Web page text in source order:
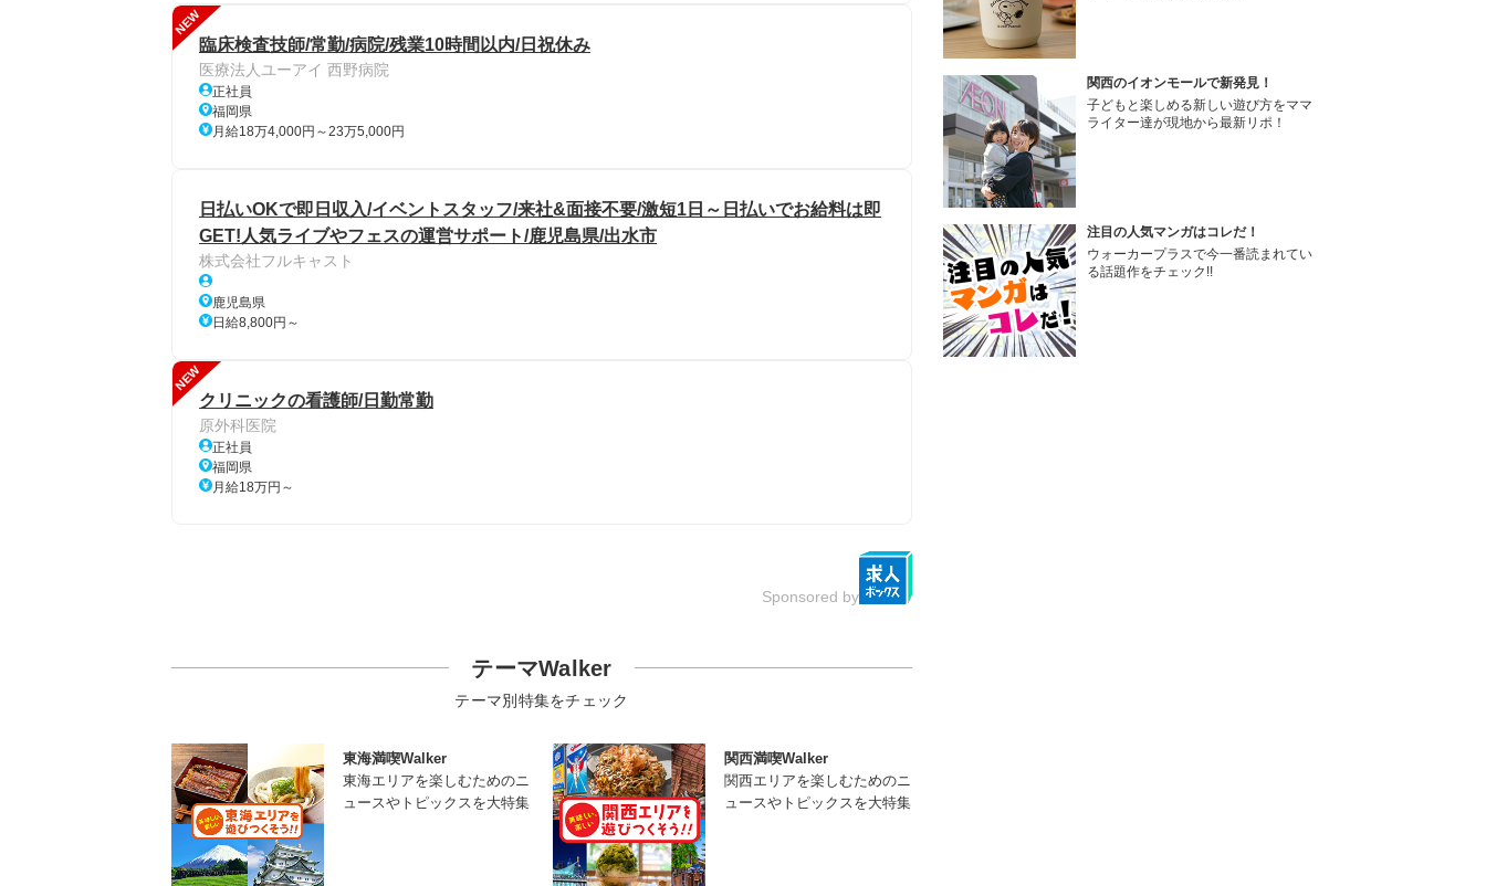
NEW
臨床検査技師/常勤/病院/残業10時間以内/日祝休み
医療法人ユーアイ 西野病院
正社員
福岡県
月給18万4,000円～23万5,000円
日払いOKで即日収入/イベントスタッフ/来社&面接不要/激短1日～日払いでお給料は即
GET!人気ライブやフェスの運営サポート/鹿児島県/出水市
株式会社フルキャスト
鹿児島県
日給8,800円～
NEW
クリニックの看護師/日勤常勤
原外科医院
正社員
福岡県
月給18万円～
Sponsored by
テーマWalker
テーマ別特集をチェック
東海満喫Walker
東海エリアを楽しむためのニ
ュースやトピックスを大特集
関西満喫Walker
関西エリアを楽しむためのニ
ュースやトピックスを大特集
関西のイオンモールで新発見！
子どもと楽しめる新しい遊び方をママ
ライター達が現地から最新リポ！
注目の人気マンガはコレだ！
ウォーカープラスで今一番読まれてい
る話題作をチェック!!